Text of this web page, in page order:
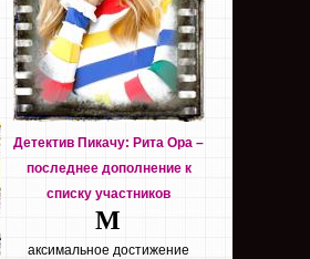
Детектив Пикачу: Рита Ора –
последнее дополнение к
списку участников
М
аксимальное достижение